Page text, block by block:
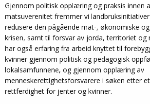
Gjennom politisk opplæring og praksis innen
matsuverenitet fremmer vi
redusere den pågående mat-, økonomiske
krisen, samt til forsvar av jorda, territoriet og
har også erfaring fra arbeid knyttet til
kvinner gjennom politisk og pedagogisk
lokalsamfunnene, og gjennom opplæring av
menneskerettighetsforsvarere i søken etter
rettferdighet for jenter og kvinner.